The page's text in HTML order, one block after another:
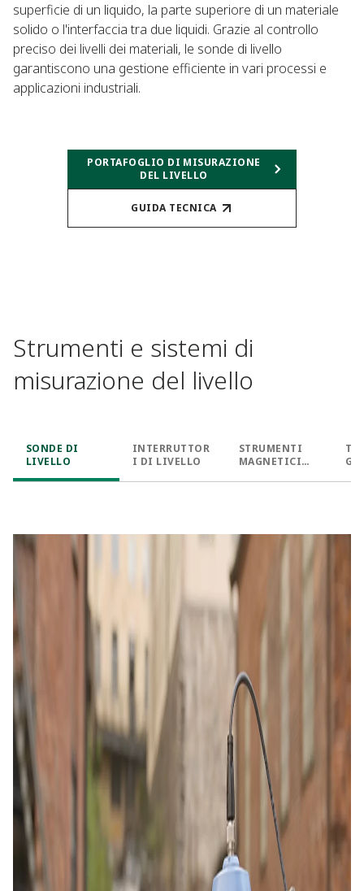
superficie di un liquido, la parte superiore di un materiale
solido o l'interfaccia tra due liquidi. Grazie al controllo
preciso dei livelli dei materiali, le sonde di livello
garantiscono una gestione efficiente in vari processi e
applicazioni industriali.​​
PORTAFOGLIO DI MISURAZIONE
DEL LIVELLO
GUIDA TECNICA​
Strumenti e sistemi di
misurazione del livello​
SONDE DI
LIVELLO
INTERRUTTOR
I DI LIVELLO​
STRUMENTI
MAGNETICI